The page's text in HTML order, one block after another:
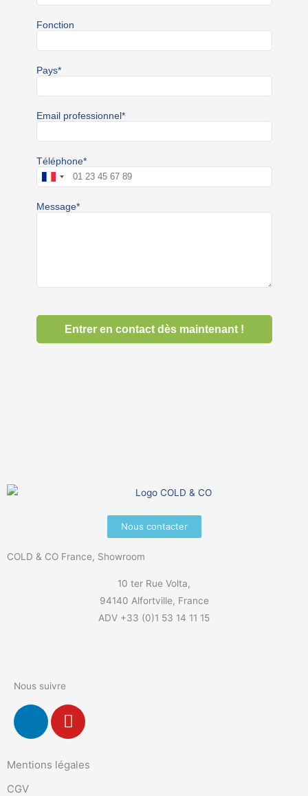
Nous contacter
COLD & CO France, Showroom
10 ter Rue Volta,
94140 Alfortville, France
ADV +33 (0)1 53 14 11 15
Nous suivre
L
k
Y
o
t
Mentions légales
CGV